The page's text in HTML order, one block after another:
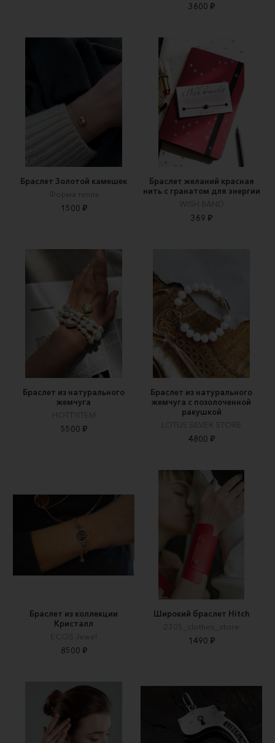
3600 ₽
Браслет Золотой камешек
Форма тепла
1500 ₽
Браслет желаний красная
нить с гранатом для энергии
WISH BAND
369 ₽
Браслет из натурального
жемчуга
HOTTYITEM
5500 ₽
Браслет из натурального
жемчуга с позолоченной
ракушкой
LOTUS SILVER STORE
4800 ₽
Браслет из коллекции
Кристалл
ECOS Jewel
8500 ₽
Широкий браслет Hitch
2305_clothes_store
1490 ₽